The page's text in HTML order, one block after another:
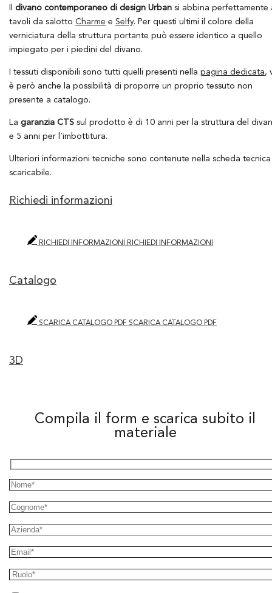
divano contemporaneo di design Urban si abbina perfettamente
tavoli da salotto Charme e Selfy. Per questi ultimi il colore della
verniciatura della struttura portante può essere identico a quello
impiegato per i piedini del divano.
I tessuti disponibili sono tutti quelli presenti nella pagina dedicata,
è però anche la possibilità di proporre un proprio tessuto non
presente a catalogo.
La garanzia CTS sul prodotto è di 10 anni per la struttura del
e 5 anni per l’imbottitura.
Ulteriori informazioni tecniche sono contenute nella scheda tecnica
scaricabile.
Richiedi informazioni
RICHIEDI INFORMAZIONI RICHIEDI INFORMAZIONI
Catalogo
SCARICA CATALOGO PDF SCARICA CATALOGO PDF
3D
Compila il form e scarica subito il
materiale